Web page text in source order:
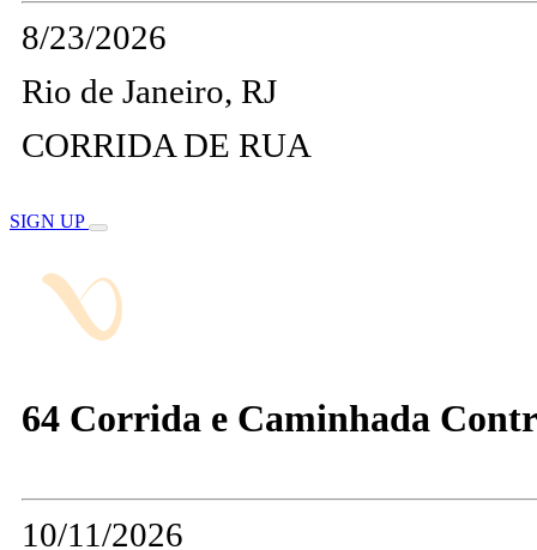
8/23/2026
Rio de Janeiro, RJ
CORRIDA DE RUA
SIGN UP
64 Corrida e Caminhada
10/11/2026